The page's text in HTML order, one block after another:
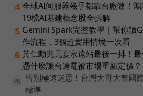
4 全球AI伺服器幾乎都靠台廠做！
19檔AI基建概念股全拆解
5 Gemini Spark完整教學｜幫你讀
作流程，3個超實用情境一次看
6 黃仁勳兆元宴永遠站最後一排！最
憑什麼讓台達電被市場重新定價？
PR
告別極速迷思！台灣大哥大奪國
標準